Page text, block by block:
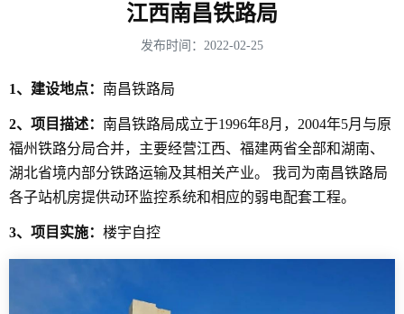
江西南昌铁路局
发布时间：2022-02-25
1、建设地点： 南昌铁路局
2、项目描述： 南昌铁路局成立于1996年8月，2004年5月与原
福州铁路分局合并，主要经营江西、福建两省全部和湖南、
湖北省境内部分铁路运输及其相关产业。 我司为南昌铁路局
各子站机房提供动环监控系统和相应的弱电配套工程。
3、项目实施： 楼宇自控